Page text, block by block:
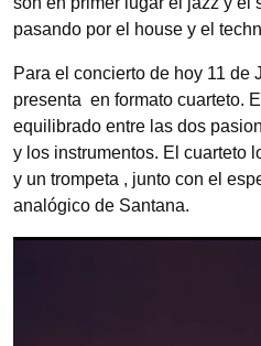
pasando por el house y el
Para el concierto de hoy 11 de
presenta en formato cuarteto.
equilibrado entre las dos
y los instrumentos. El cuarteto
y un trompeta , junto con el
analógico de Santana.